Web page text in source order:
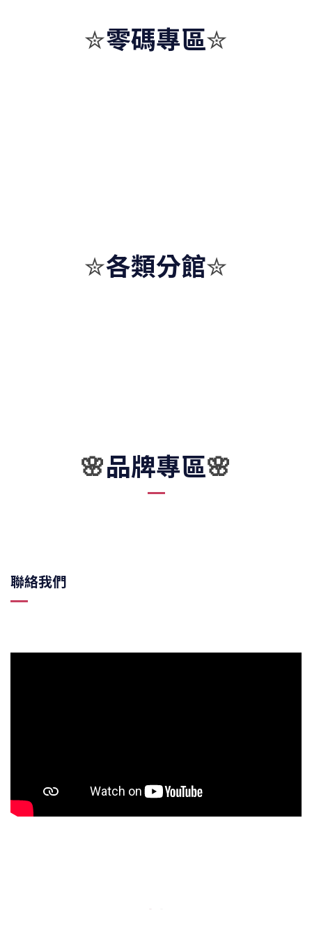
✮零碼專區✮
✮各類分館✮
🌸品牌專區🌸
聯絡我們